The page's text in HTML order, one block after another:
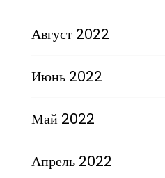
Август 2022
Июнь 2022
Май 2022
Апрель 2022